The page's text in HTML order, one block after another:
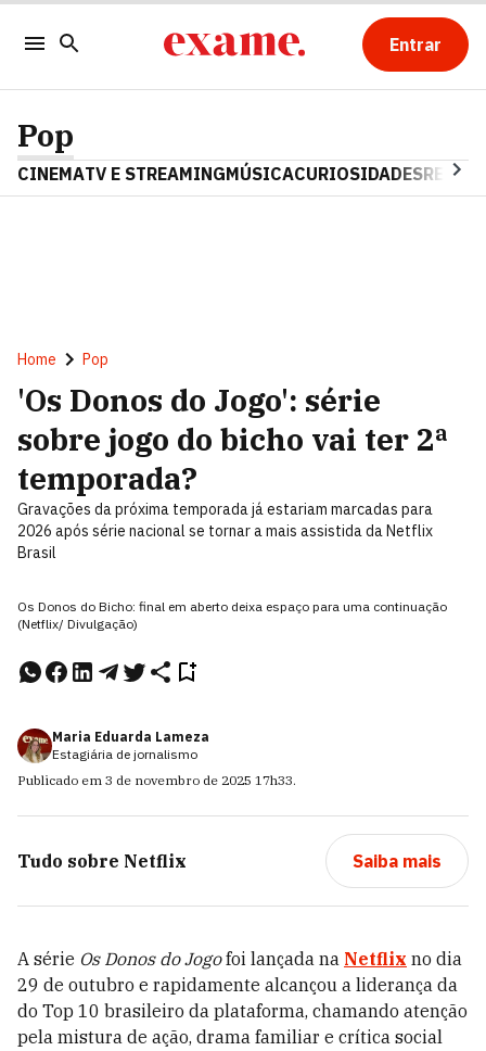
Entrar
Pop
CINEMATV E STREAMINGMÚSICACURIOSIDADES
Home Pop
'Os Donos do Jogo': série
sobre jogo do bicho vai ter 2ª
temporada?
Gravações da próxima temporada já estariam marcadas para
2026 após série nacional se tornar a mais assistida da Netflix
Brasil
Os Donos do Bicho: final em aberto deixa espaço para uma continuação
(Netflix/ Divulgação)
Maria Eduarda Lameza
Estagiária de jornalismo
Publicado em 3 de novembro de 2025 17h33.
Tudo sobre Netflix Saiba mais
A série Os Donos do Jogofoi lançada na Netflix no dia
29 de outubro e rapidamente alcançou a liderança da
do Top 10 brasileiro da plataforma, chamando atenção
pela mistura de ação, drama familiar e crítica social